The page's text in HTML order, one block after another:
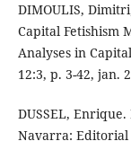
DIMOULIS,
Capital Fetishism
Analyses in
12:3, p. 3-42, jan.
DUSSEL,
Navarra: Editorial